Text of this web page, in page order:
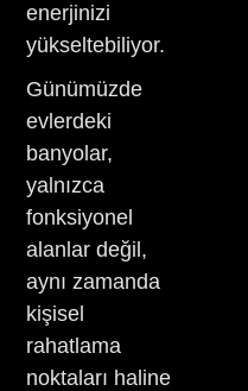
enerjinizi
yükseltebiliyor.
Günümüzde
evlerdeki
banyolar,
yalnızca
fonksiyonel
alanlar değil,
aynı zamanda
kişisel
rahatlama
noktaları haline